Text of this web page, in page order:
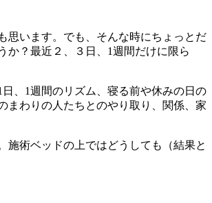
思います。でも、そんな時にちょっとだ
か？最近２、３日、1週間だけに限ら
、1週間のリズム、寝る前や休みの日の
まわりの人たちとのやり取り、関係、家
施術ベッドの上ではどうしても（結果と